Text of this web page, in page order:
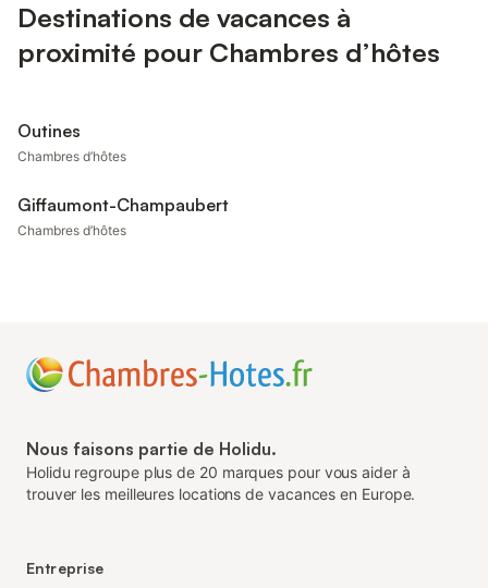
Destinations de vacances à
proximité pour Chambres d’hôtes
Outines
Chambres d’hôtes
Giffaumont-Champaubert
Chambres d’hôtes
Nous faisons partie de Holidu.
Holidu regroupe plus de 20 marques pour vous aider à
trouver les meilleures locations de vacances en Europe.
Entreprise